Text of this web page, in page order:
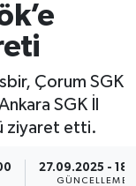
Çorum SGK
SGK İl
ziyaret etti.
27.09.2025 -
GÜNCELLEME